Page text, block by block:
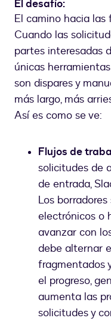
El desafío:
El camino hacia las
Cuando las
partes interesadas
únicas
son dispares y
más largo, más
Así es como se ve:
Flujos de
solicitudes de
de entrada,
Los
electrónicos o
avanzar con
debe alternar
fragmentados
el progreso,
aumenta las
solicitudes y